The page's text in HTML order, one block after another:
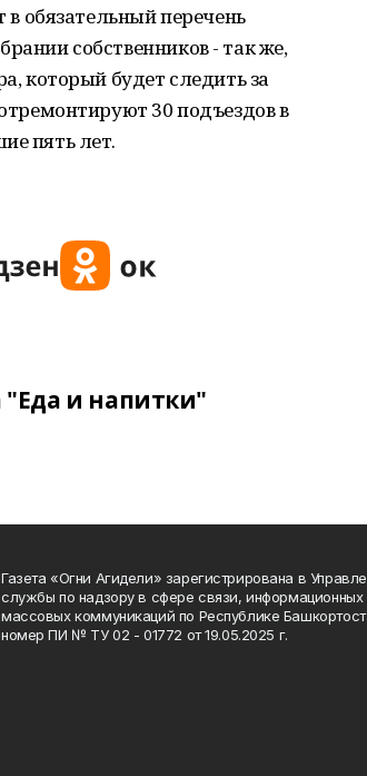
обязательный перечень
собственников - так же,
который будет следить за
30 подъездов в
пять лет.
"Еда и напитки"
Газета «Огни Агидели» зарегистрирована в
службы по надзору в сфере связи, информационных
массовых коммуникаций по Республике
номер ПИ № ТУ 02 - 01772 от 19.05.2025 г.